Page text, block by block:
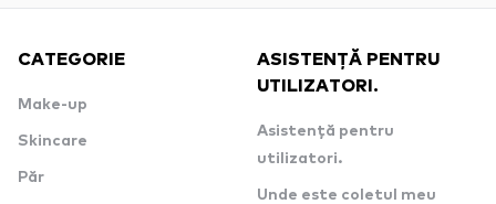
CATEGORIE
Make-up
Skincare
Păr
ASISTENȚĂ PENTRU
UTILIZATORI.
Asistență pentru
utilizatori.
Unde este coletul meu